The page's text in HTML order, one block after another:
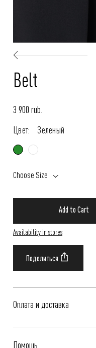
Belt
3 900 rub.
Цвет:
Зеленый
Choose Size
Add to Cart
Availability in stores
Оплата и доставка
Помощь